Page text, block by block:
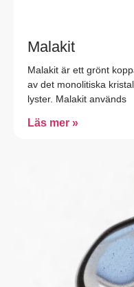
Malakit
Malakit är ett grönt
av det monolitiska
lyster. Malakit används
Läs mer »